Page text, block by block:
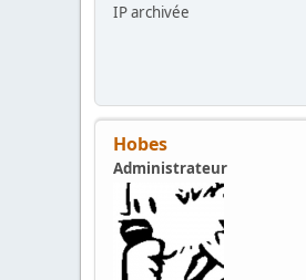
IP archivée
Hobes
Administrateur